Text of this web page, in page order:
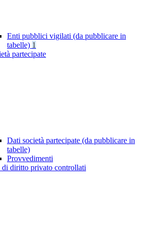
Enti pubblici vigilati (da pubblicare in
tabelle) 1
partecipate
Dati società partecipate (da pubblicare in
tabelle)
Provvedimenti
di diritto privato controllati